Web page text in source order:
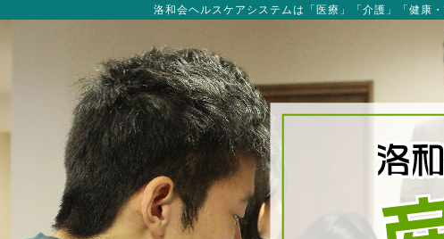
洛和会ヘルスケアシステムは「医療」「介護」「健康